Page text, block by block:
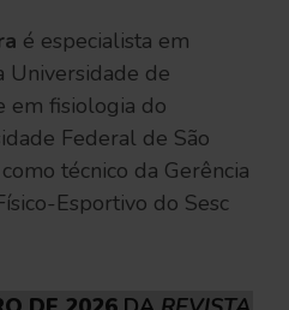
é especialista em
Universidade de
em fisiologia do
Federal de São
técnico da Gerência
Esportivo do Sesc